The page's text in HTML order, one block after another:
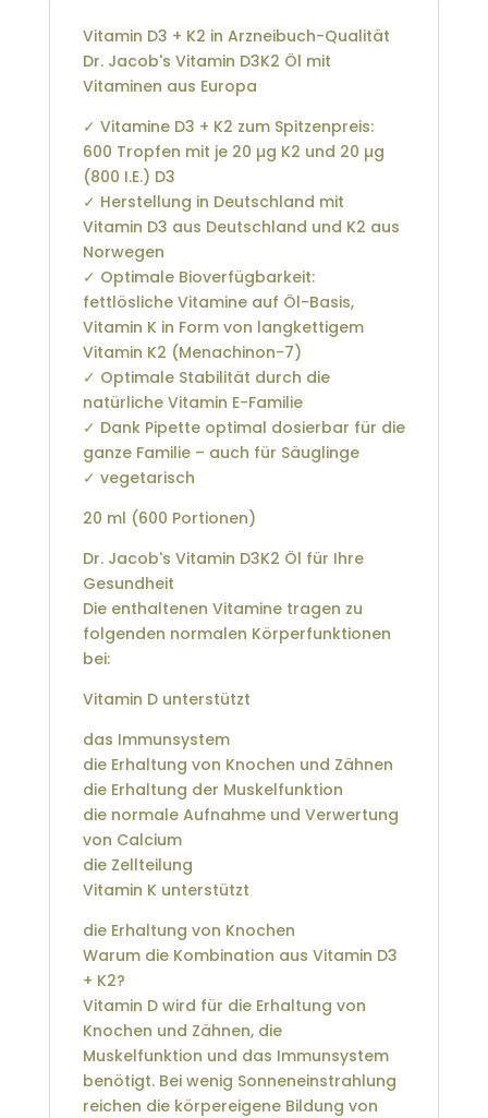
Vitamin D3 + K2 in Arzneibuch-Qualität
Dr. Jacob's Vitamin D3K2 Öl mit
Vitaminen aus Europa
✓ Vitamine D3 + K2 zum Spitzenpreis:
600 Tropfen mit je 20 µg K2 und 20 µg
(800 I.E.) D3
✓ Herstellung in Deutschland mit
Vitamin D3 aus Deutschland und K2 aus
Norwegen
✓ Optimale Bioverfügbarkeit:
fettlösliche Vitamine auf Öl-Basis,
Vitamin K in Form von langkettigem
Vitamin K2 (Menachinon-7)
✓ Optimale Stabilität durch die
natürliche Vitamin E-Familie
✓ Dank Pipette optimal dosierbar für die
ganze Familie – auch für Säuglinge
✓ vegetarisch
20 ml (600 Portionen)
Dr. Jacob's Vitamin D3K2 Öl für Ihre
Gesundheit
Die enthaltenen Vitamine tragen zu
folgenden normalen Körperfunktionen
bei:
Vitamin D unterstützt
das Immunsystem
die Erhaltung von Knochen und Zähnen
die Erhaltung der Muskelfunktion
die normale Aufnahme und Verwertung
von Calcium
die Zellteilung
Vitamin K unterstützt
die Erhaltung von Knochen
Warum die Kombination aus Vitamin D3
+ K2?
Vitamin D wird für die Erhaltung von
Knochen und Zähnen, die
Muskelfunktion und das Immunsystem
benötigt. Bei wenig Sonneneinstrahlung
reichen die körpereigene Bildung von